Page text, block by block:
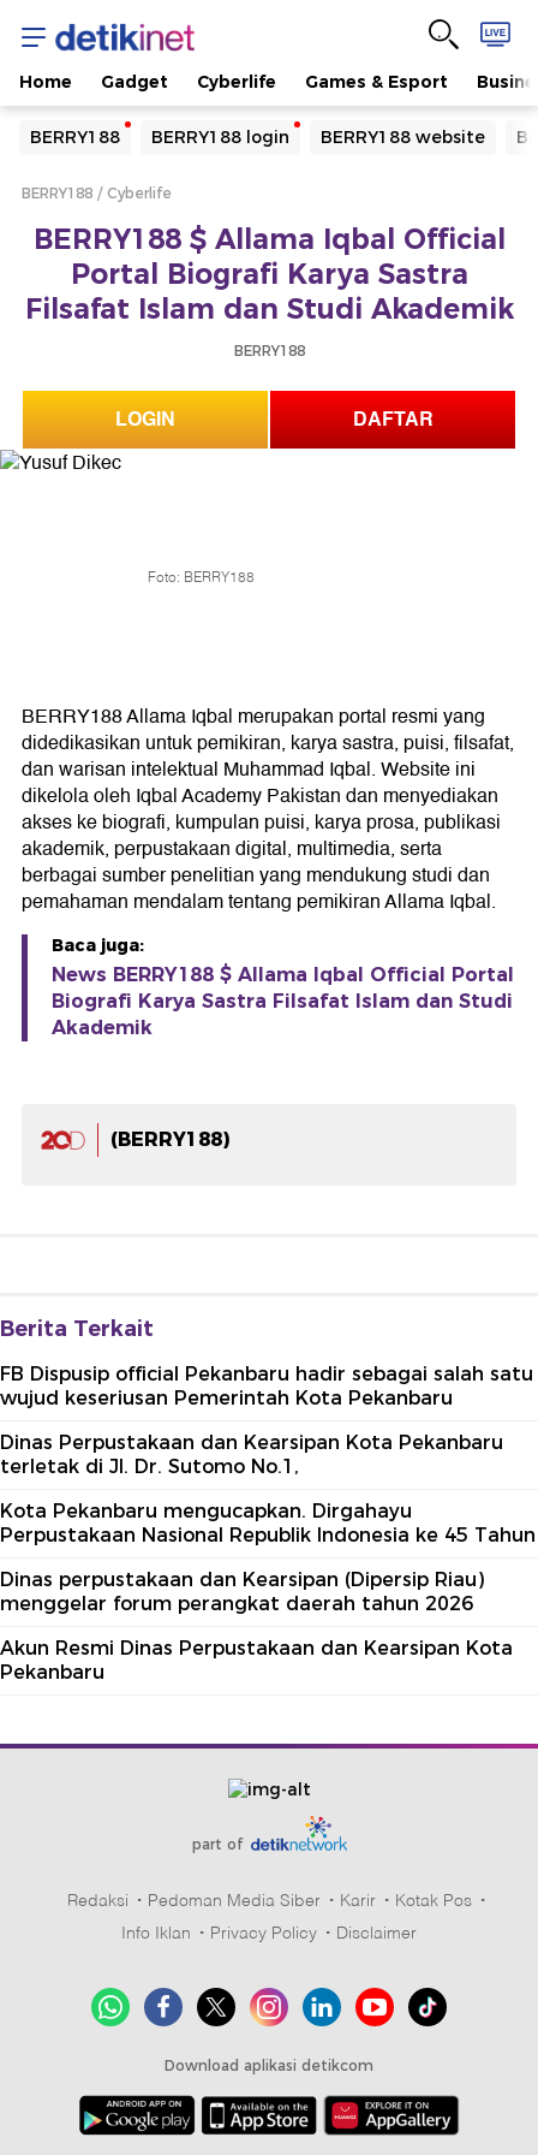
Home Gadget Cyberlife Games & Esport
BERRY188 BERRY188 login BERRY188 website
Yang sedang ramai dicari
Loading...
Loading...
BERRY188 Cyberlife
BERRY188 $ Allama Iqbal Official
Portal Biografi Karya Sastra
Filsafat Islam dan Studi Akademik
BERRY188
LOGIN DAFTAR
Foto: BERRY188
BERRY188 Allama Iqbal merupakan portal resmi yang
didedikasikan untuk pemikiran, karya sastra, puisi, filsafat,
dan warisan intelektual Muhammad Iqbal. Website ini
dikelola oleh Iqbal Academy Pakistan dan menyediakan
akses ke biografi, kumpulan puisi, karya prosa, publikasi
akademik, perpustakaan digital, multimedia, serta
berbagai sumber penelitian yang mendukung studi dan
pemahaman mendalam tentang pemikiran Allama Iqbal.
Baca juga:
News BERRY188 $ Allama Iqbal Official Portal
Biografi Karya Sastra Filsafat Islam dan Studi
Akademik
(BERRY188)
Berita Terkait
FB Dispusip official Pekanbaru hadir sebagai salah satu
wujud keseriusan Pemerintah Kota Pekanbaru
Dinas Perpustakaan dan Kearsipan Kota Pekanbaru
terletak di Jl. Dr. Sutomo No.1,
Kota Pekanbaru mengucapkan. Dirgahayu
Perpustakaan Nasional Republik Indonesia ke 45 Tahun
Dinas perpustakaan dan Kearsipan (Dipersip Riau)
menggelar forum perangkat daerah tahun 2026
Akun Resmi Dinas Perpustakaan dan Kearsipan Kota
Pekanbaru
part of
Redaksi Pedoman Media Siber Karir
Kotak Pos
Info Iklan
Privacy Policy Disclaimer
Download aplikasi detikcom